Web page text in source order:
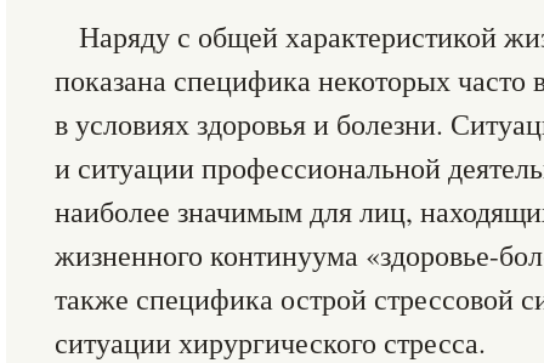
Наряду с общей характеристикой
показана специфика некоторых часто
в условиях здоровья и болезни.
и ситуации профессиональной
наиболее значимым для лиц,
жизненного континуума «здоровье-
также специфика острой стрессовой
ситуации хирургического стресса.